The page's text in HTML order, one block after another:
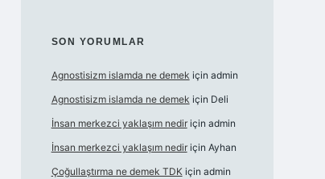
SON YORUMLAR
Agnostisizm islamda ne demek için admin
Agnostisizm islamda ne demek için Deli
İnsan merkezci yaklaşım nediriçin admin
İnsan merkezci yaklaşım nediriçin Ayhan
Çoğullaştırma ne demek TDKiçin admin